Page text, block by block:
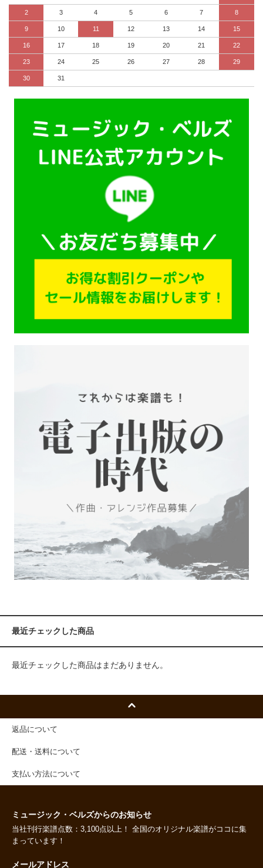
2 3 4 5 6 7 8
9 10 11 12 13 14 15
16 17 18 19 20 21 22
23 24 25 26 27 28 29
30 31
最近チェックした商品
最近チェックした商品はまだありません。
返品について
配送・送料について
支払い方法について
ミュージック・ベルズからのお知らせ
当社刊行楽譜点数：3,100点以上！ 全国のオリジナル楽譜がココに集
まっています！
メールアドレス